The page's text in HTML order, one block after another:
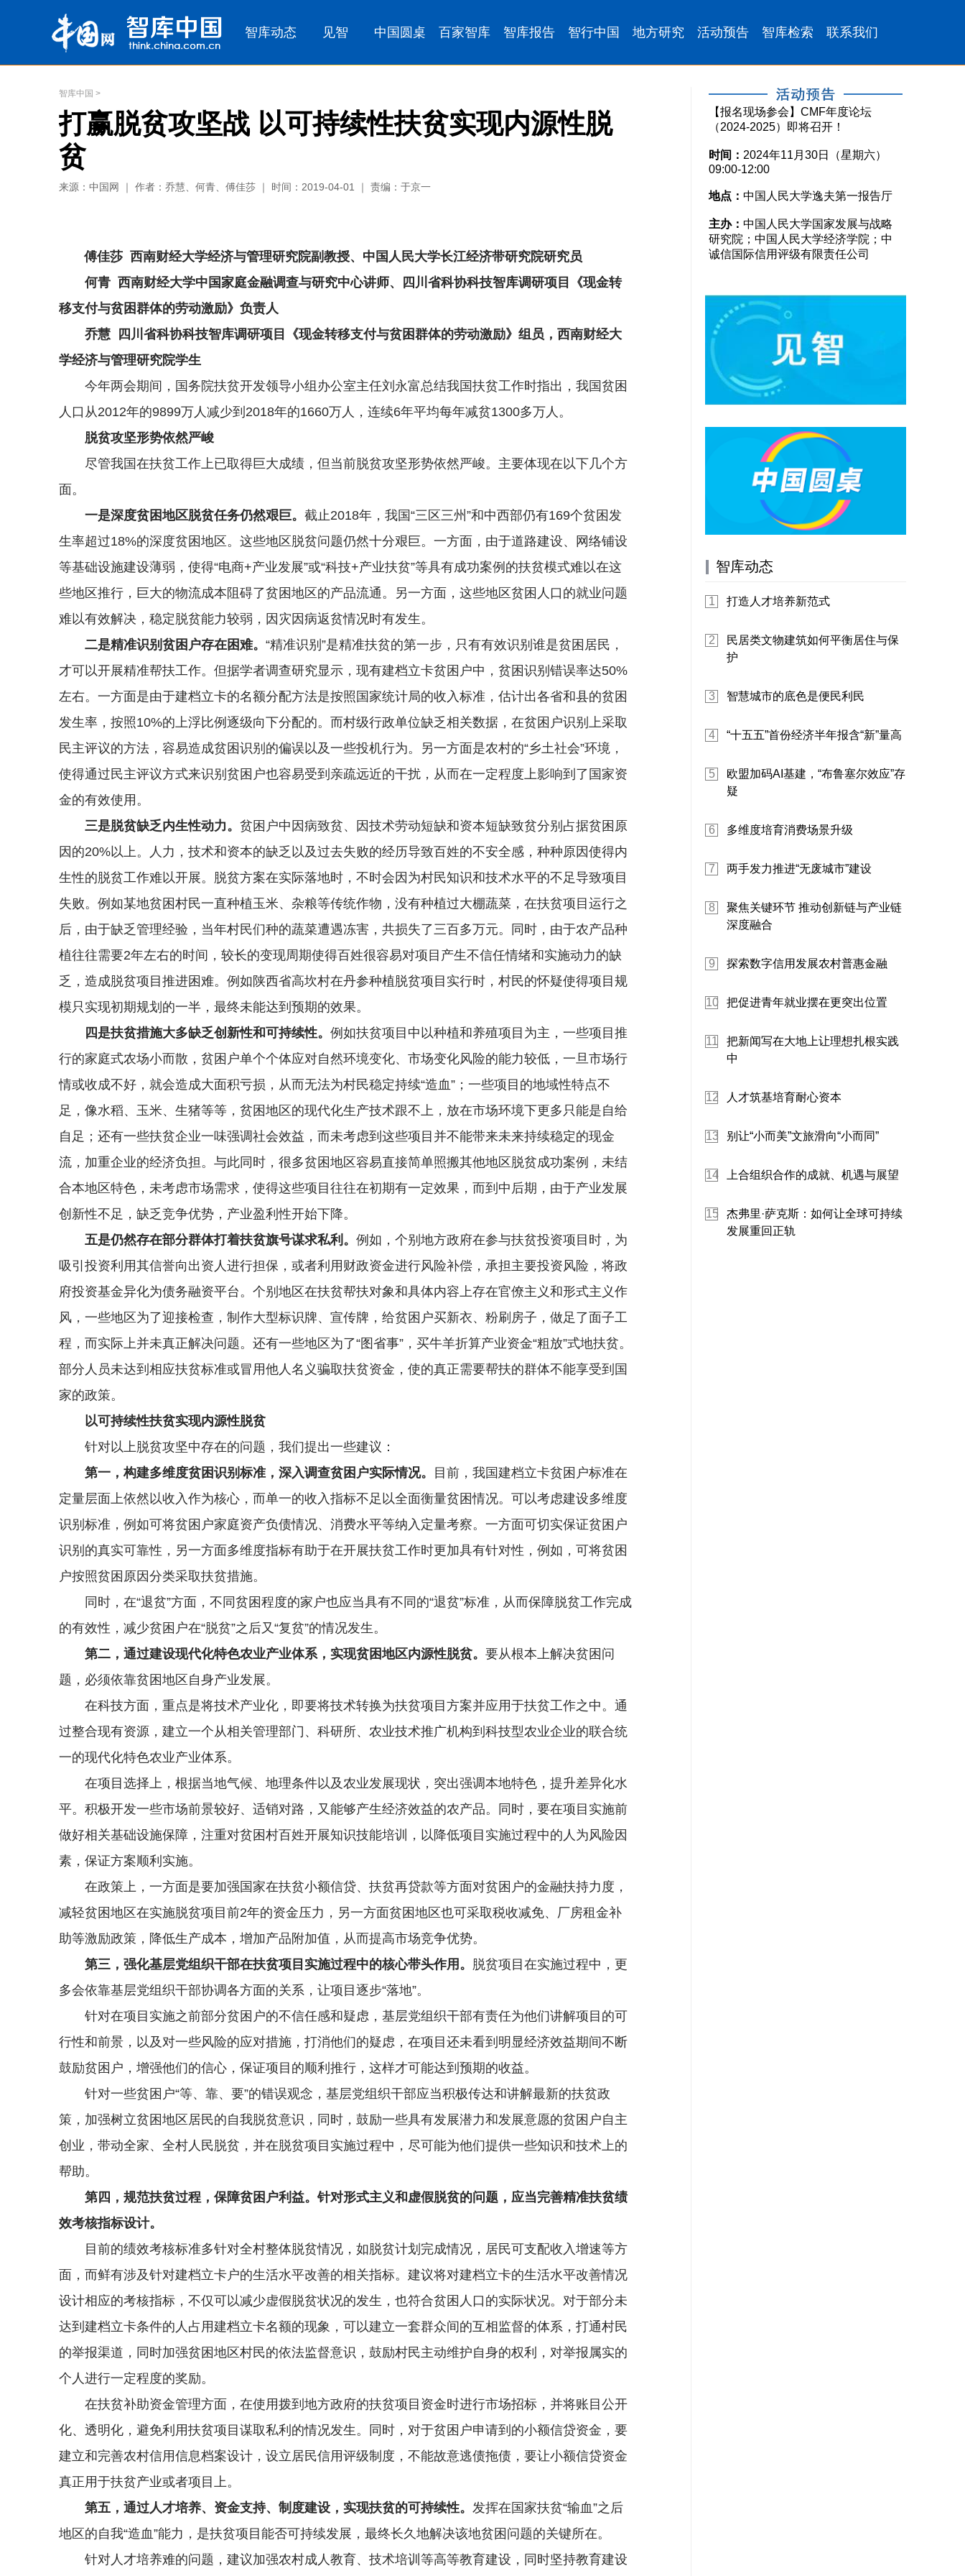
智库中国 >
打赢脱贫攻坚战 以可持续性扶贫实现内源性脱
贫
来源：中国网 ｜ 作者：乔慧、何青、傅佳莎 ｜ 时间：2019-04-01 ｜ 责编：于京一
傅佳莎 西南财经大学经济与管理研究院副教授、中国人民大学长江经济带研究院研究员
何青 西南财经大学中国家庭金融调查与研究中心讲师、四川省科协科技智库调研项目《现金转
移支付与贫困群体的劳动激励》负责人
乔慧 四川省科协科技智库调研项目《现金转移支付与贫困群体的劳动激励》组员，西南财经大
学经济与管理研究院学生
今年两会期间，国务院扶贫开发领导小组办公室主任刘永富总结我国扶贫工作时指出，我国贫困
人口从2012年的9899万人减少到2018年的1660万人，连续6年平均每年减贫1300多万人。
脱贫攻坚形势依然严峻
尽管我国在扶贫工作上已取得巨大成绩，但当前脱贫攻坚形势依然严峻。主要体现在以下几个方
面。
一是深度贫困地区脱贫任务仍然艰巨。 截止2018年，我国“三区三州”和中西部仍有169个贫困发
生率超过18%的深度贫困地区。这些地区脱贫问题仍然十分艰巨。一方面，由于道路建设、网络铺设
等基础设施建设薄弱，使得“电商+产业发展”或“科技+产业扶贫”等具有成功案例的扶贫模式难以在这
些地区推行，巨大的物流成本阻碍了贫困地区的产品流通。另一方面，这些地区贫困人口的就业问题
难以有效解决，稳定脱贫能力较弱，因灾因病返贫情况时有发生。
二是精准识别贫困户存在困难。 “精准识别”是精准扶贫的第一步，只有有效识别谁是贫困居民，
才可以开展精准帮扶工作。但据学者调查研究显示，现有建档立卡贫困户中，贫困识别错误率达50%
左右。一方面是由于建档立卡的名额分配方法是按照国家统计局的收入标准，估计出各省和县的贫困
发生率，按照10%的上浮比例逐级向下分配的。而村级行政单位缺乏相关数据，在贫困户识别上采取
民主评议的方法，容易造成贫困识别的偏误以及一些投机行为。另一方面是农村的“乡土社会”环境，
使得通过民主评议方式来识别贫困户也容易受到亲疏远近的干扰，从而在一定程度上影响到了国家资
金的有效使用。
三是脱贫缺乏内生性动力。 贫困户中因病致贫、因技术劳动短缺和资本短缺致贫分别占据贫困原
因的20%以上。人力，技术和资本的缺乏以及过去失败的经历导致百姓的不安全感，种种原因使得内
生性的脱贫工作难以开展。脱贫方案在实际落地时，不时会因为村民知识和技术水平的不足导致项目
失败。例如某地贫困村民一直种植玉米、杂粮等传统作物，没有种植过大棚蔬菜，在扶贫项目运行之
后，由于缺乏管理经验，当年村民们种的蔬菜遭遇冻害，共损失了三百多万元。同时，由于农产品种
植往往需要2年左右的时间，较长的变现周期使得百姓很容易对项目产生不信任情绪和实施动力的缺
乏，造成脱贫项目推进困难。例如陕西省高坎村在丹参种植脱贫项目实行时，村民的怀疑使得项目规
模只实现初期规划的一半，最终未能达到预期的效果。
四是扶贫措施大多缺乏创新性和可持续性。 例如扶贫项目中以种植和养殖项目为主，一些项目推
行的家庭式农场小而散，贫困户单个个体应对自然环境变化、市场变化风险的能力较低，一旦市场行
情或收成不好，就会造成大面积亏损，从而无法为村民稳定持续“造血”；一些项目的地域性特点不
足，像水稻、玉米、生猪等等，贫困地区的现代化生产技术跟不上，放在市场环境下更多只能是自给
自足；还有一些扶贫企业一味强调社会效益，而未考虑到这些项目并不能带来未来持续稳定的现金
流，加重企业的经济负担。与此同时，很多贫困地区容易直接简单照搬其他地区脱贫成功案例，未结
合本地区特色，未考虑市场需求，使得这些项目往往在初期有一定效果，而到中后期，由于产业发展
创新性不足，缺乏竞争优势，产业盈利性开始下降。
五是仍然存在部分群体打着扶贫旗号谋求私利。 例如，个别地方政府在参与扶贫投资项目时，为
吸引投资利用其信誉向出资人进行担保，或者利用财政资金进行风险补偿，承担主要投资风险，将政
府投资基金异化为债务融资平台。个别地区在扶贫帮扶对象和具体内容上存在官僚主义和形式主义作
风，一些地区为了迎接检查，制作大型标识牌、宣传牌，给贫困户买新衣、粉刷房子，做足了面子工
程，而实际上并未真正解决问题。还有一些地区为了“图省事”，买牛羊折算产业资金“粗放”式地扶贫。
部分人员未达到相应扶贫标准或冒用他人名义骗取扶贫资金，使的真正需要帮扶的群体不能享受到国
家的政策。
以可持续性扶贫实现内源性脱贫
针对以上脱贫攻坚中存在的问题，我们提出一些建议：
第一，构建多维度贫困识别标准，深入调查贫困户实际情况。
目前，我国建档立卡贫困户标准在
定量层面上依然以收入作为核心，而单一的收入指标不足以全面衡量贫困情况。可以考虑建设多维度
识别标准，例如可将贫困户家庭资产负债情况、消费水平等纳入定量考察。一方面可切实保证贫困户
识别的真实可靠性，另一方面多维度指标有助于在开展扶贫工作时更加具有针对性，例如，可将贫困
户按照贫困原因分类采取扶贫措施。
同时，在“退贫”方面，不同贫困程度的家户也应当具有不同的“退贫”标准，从而保障脱贫工作完成
的有效性，减少贫困户在“脱贫”之后又“复贫”的情况发生。
第二，通过建设现代化特色农业产业体系，实现贫困地区内源性脱贫。 要从根本上解决贫困问
题，必须依靠贫困地区自身产业发展。
在科技方面，重点是将技术产业化，即要将技术转换为扶贫项目方案并应用于扶贫工作之中。通
过整合现有资源，建立一个从相关管理部门、科研所、农业技术推广机构到科技型农业企业的联合统
一的现代化特色农业产业体系。
在项目选择上，根据当地气候、地理条件以及农业发展现状，突出强调本地特色，提升差异化水
平。积极开发一些市场前景较好、适销对路，又能够产生经济效益的农产品。同时，要在项目实施前
做好相关基础设施保障，注重对贫困村百姓开展知识技能培训，以降低项目实施过程中的人为风险因
素，保证方案顺利实施。
在政策上，一方面是要加强国家在扶贫小额信贷、扶贫再贷款等方面对贫困户的金融扶持力度，
减轻贫困地区在实施脱贫项目前2年的资金压力，另一方面贫困地区也可采取税收减免、厂房租金补
助等激励政策，降低生产成本，增加产品附加值，从而提高市场竞争优势。
第三，强化基层党组织干部在扶贫项目实施过程中的核心带头作用。 脱贫项目在实施过程中，更
多会依靠基层党组织干部协调各方面的关系，让项目逐步“落地”。
针对在项目实施之前部分贫困户的不信任感和疑虑，基层党组织干部有责任为他们讲解项目的可
行性和前景，以及对一些风险的应对措施，打消他们的疑虑，在项目还未看到明显经济效益期间不断
鼓励贫困户，增强他们的信心，保证项目的顺利推行，这样才可能达到预期的收益。
针对一些贫困户“等、靠、要”的错误观念，基层党组织干部应当积极传达和讲解最新的扶贫政
策，加强树立贫困地区居民的自我脱贫意识，同时，鼓励一些具有发展潜力和发展意愿的贫困户自主
创业，带动全家、全村人民脱贫，并在脱贫项目实施过程中，尽可能为他们提供一些知识和技术上的
帮助。
第四，规范扶贫过程，保障贫困户利益。针对形式主义和虚假脱贫的问题，应当完善精准扶贫绩
效考核指标设计。
目前的绩效考核标准多针对全村整体脱贫情况，如脱贫计划完成情况，居民可支配收入增速等方
面，而鲜有涉及针对建档立卡户的生活水平改善的相关指标。建议将对建档立卡的生活水平改善情况
设计相应的考核指标，不仅可以减少虚假脱贫状况的发生，也符合贫困人口的实际状况。对于部分未
达到建档立卡条件的人占用建档立卡名额的现象，可以建立一套群众间的互相监督的体系，打通村民
的举报渠道，同时加强贫困地区村民的依法监督意识，鼓励村民主动维护自身的权利，对举报属实的
个人进行一定程度的奖励。
在扶贫补助资金管理方面，在使用拨到地方政府的扶贫项目资金时进行市场招标，并将账目公开
化、透明化，避免利用扶贫项目谋取私利的情况发生。同时，对于贫困户申请到的小额信贷资金，要
建立和完善农村信用信息档案设计，设立居民信用评级制度，不能故意逃债拖债，要让小额信贷资金
真正用于扶贫产业或者项目上。
第五，通过人才培养、资金支持、制度建设，实现扶贫的可持续性。 发挥在国家扶贫“输血”之后
地区的自我“造血”能力，是扶贫项目能否可持续发展，最终长久地解决该地贫困问题的关键所在。
针对人才培养难的问题，建议加强农村成人教育、技术培训等高等教育建设，同时坚持教育建设